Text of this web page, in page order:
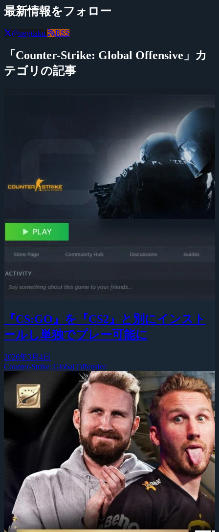
最新情報をフォロー
@negitaku RSS
「Counter-Strike: Global Offensive」カ
テゴリの記事
『CS:GO』を『CS2』と別にインスト
ールし単独でプレー可能に
2026年3月4日
Counter-Strike: Global Offensive